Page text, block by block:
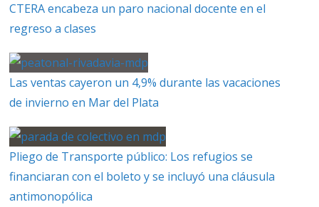
CTERA encabeza un paro nacional docente en el
regreso a clases
Las ventas cayeron un 4,9% durante las vacaciones
de invierno en Mar del Plata
Pliego de Transporte público: Los refugios se
financiaran con el boleto y se incluyó una cláusula
antimonopólica